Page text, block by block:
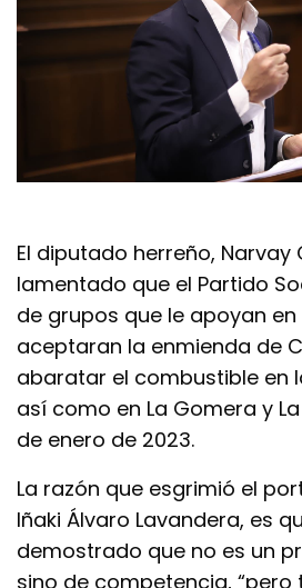
El diputado herreño, Narvay
lamentado que el Partido
de grupos que le apoyan
aceptaran la enmienda de
abaratar el combustible en
así como en La Gomera y
de enero de 2023.
La razón que esgrimió el
Iñaki Álvaro Lavandera, es
demostrado que no es un
sino de competencia, “pero